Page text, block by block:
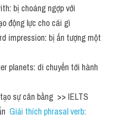
bị choáng ngợp với
động lực cho cái gì
impression: bị ấn tượng một
planets: di chuyển tới hành
sự cân bằng  >> IELTS
Giải thích phrasal verb: